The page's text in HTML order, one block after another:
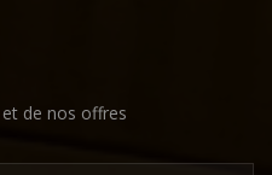
de nos offres